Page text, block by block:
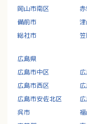
岡山市南区
備前市
総社市
広島県
広島市中区
広島市西区
広島市安佐北区
呉市